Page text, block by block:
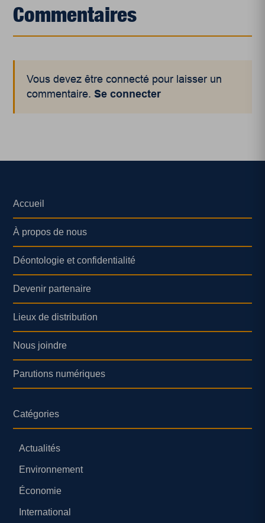
Commentaires
Vous devez être connecté pour laisser un
commentaire.Se connecter
Accueil
À propos de nous
Déontologie et confidentialité
Devenir partenaire
Lieux de distribution
Nous joindre
Parutions numériques
Catégories
Actualités
Environnement
Économie
International